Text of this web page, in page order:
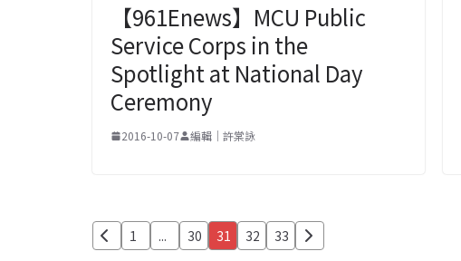
【961Enews】MCU Public
Service Corps in the
Spotlight at National Day
Ceremony
2016-10-07 編輯｜許棠詠
文 1 ... 30 31 32 33